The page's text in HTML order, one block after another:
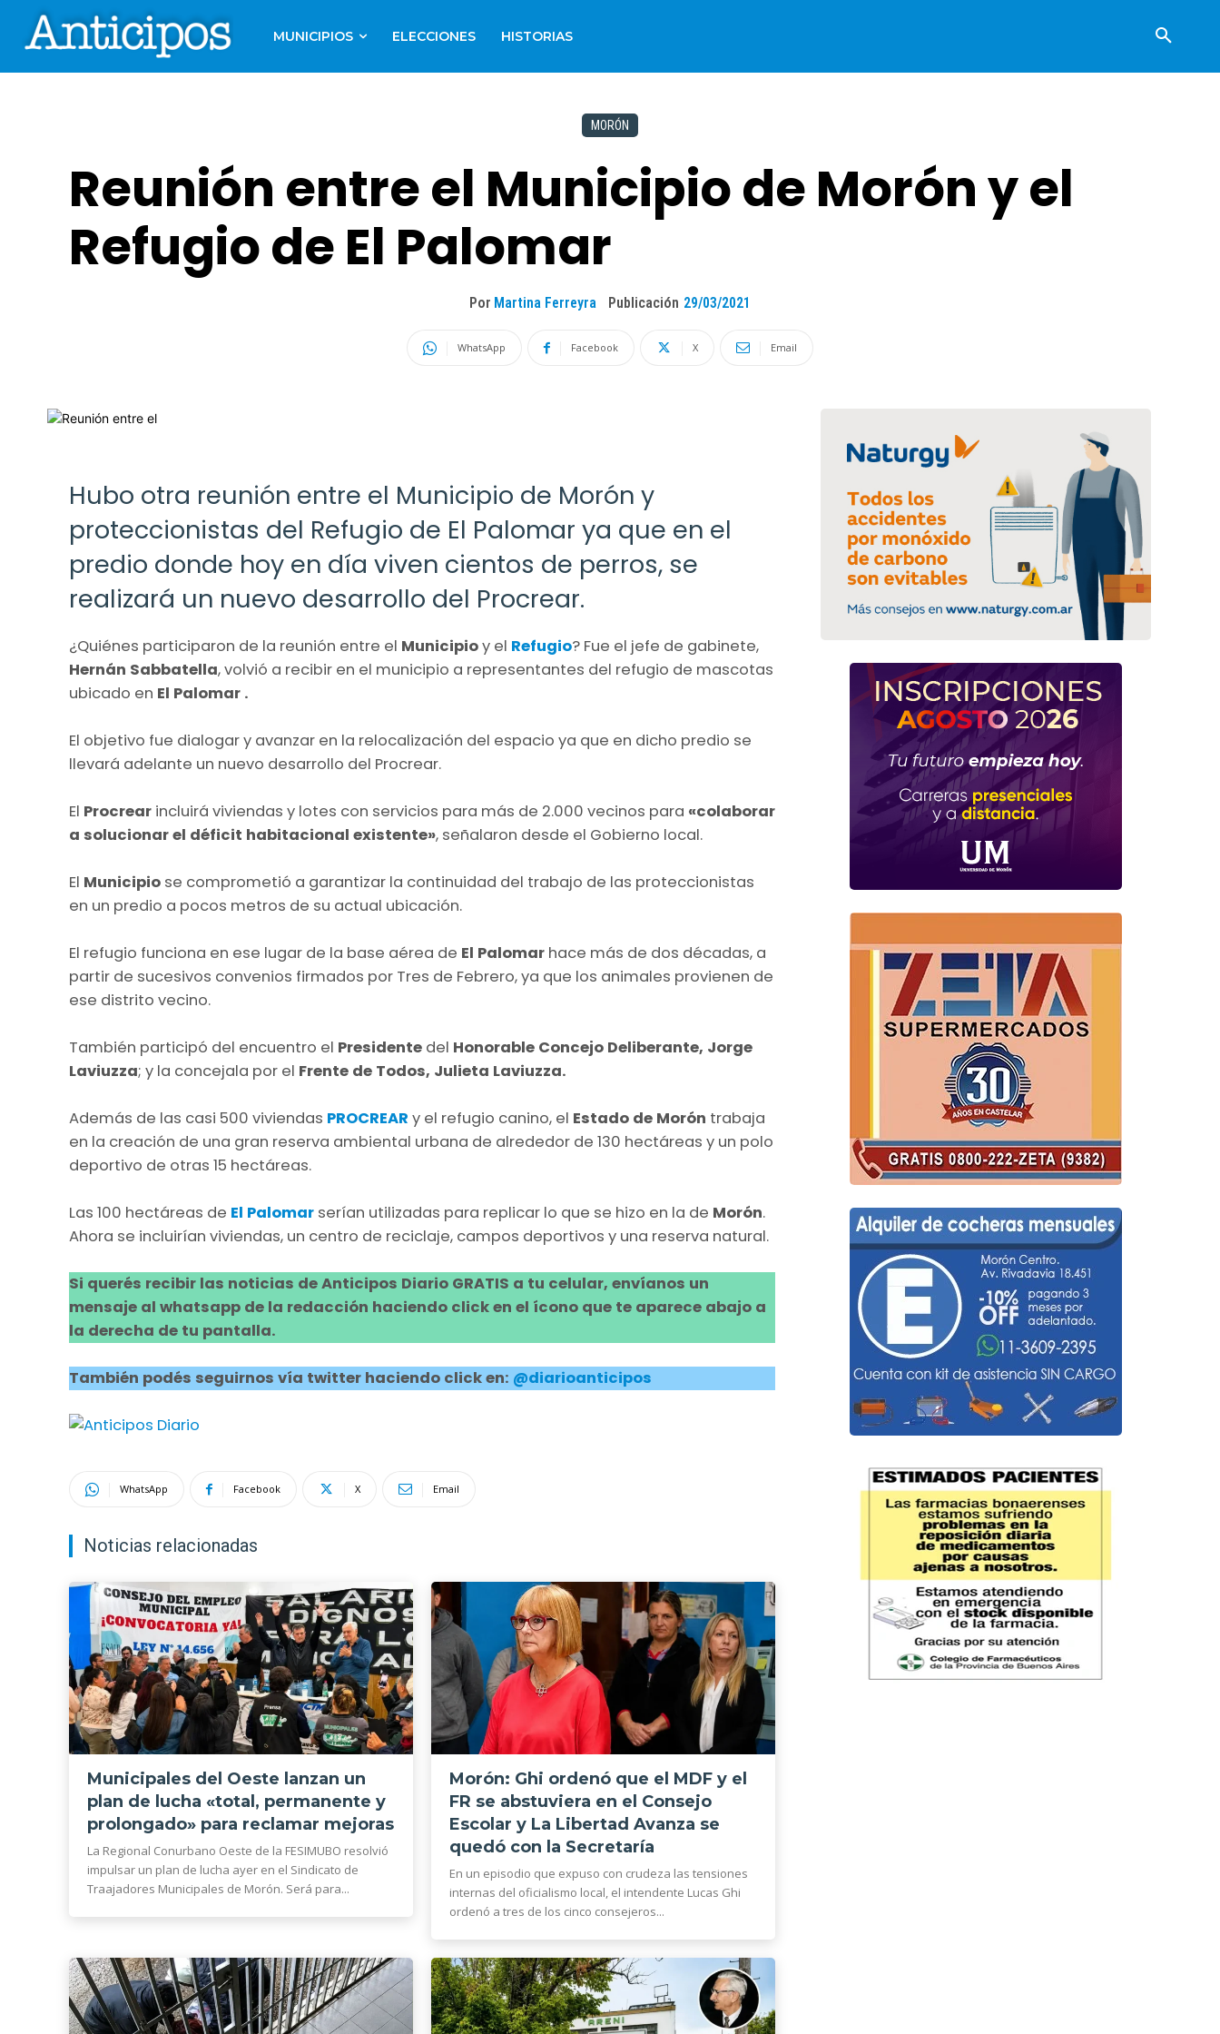
MUNICIPIOS ELECCIONES HISTORIAS
MORÓN
Reunión entre el Municipio de Morón y el
Refugio de El Palomar
Por Martina Ferreyra Publicación 29/03/2021
WhatsApp Facebook X Email
Hubo otra reunión entre el Municipio de Morón y
proteccionistas del Refugio de El Palomar ya que en el
predio donde hoy en día viven cientos de perros, se
realizará un nuevo desarrollo del Procrear.
¿Quiénes participaron de la reunión entre el Municipioy el Refugio? Fue el jefe de gabinete,
Hernán Sabbatella, volvió a recibir en el municipio a representantes del refugio de mascotas
ubicado en El Palomar .
El objetivo fue dialogar y avanzar en la relocalización del espacio ya que en dicho predio se
llevará adelante un nuevo desarrollo del Procrear.
El Procrear incluirá viviendas y lotes con servicios para más de 2.000 vecinos para «colaborar
a solucionar el déficit habitacional existente», señalaron desde el Gobierno local.
El Municipio se comprometió a garantizar la continuidad del trabajo de las proteccionistas
en un predio a pocos metros de su actual ubicación.
El refugio funciona en ese lugar de la base aérea de El Palomar hace más de dos décadas, a
partir de sucesivos convenios firmados por Tres de Febrero, ya que los animales provienen de
ese distrito vecino.
También participó del encuentro el Presidente del Honorable Concejo Deliberante, Jorge
Laviuzza; y la concejala por el Frente de Todos, Julieta Laviuzza.
Además de las casi 500 viviendas PROCREAR y el refugio canino, el Estado de Morón trabaja
en la creación de una gran reserva ambiental urbana de alrededor de 130 hectáreas y un polo
deportivo de otras 15 hectáreas.
Las 100 hectáreas de El Palomar serían utilizadas para replicar lo que se hizo en la de Morón.
Ahora se incluirían viviendas, un centro de reciclaje, campos deportivos y una reserva natural.
Si querés recibir las noticias de Anticipos Diario GRATIS a tu celular, envíanos un
mensaje al whatsapp de la redacción haciendo click en el ícono que te aparece abajo a
la derecha de tu pantalla.
También podés seguirnos vía twitter haciendo click en: @diarioanticipos
WhatsApp Facebook X Email
Noticias relacionadas
Municipales del Oeste lanzan un
plan de lucha «total, permanente y
prolongado» para reclamar mejoras
La Regional Conurbano Oeste de la FESIMUBO resolvió
impulsar un plan de lucha ayer en el Sindicato de
Traajadores Municipales de Morón. Será para...
Morón: Ghi ordenó que el MDF y el
FR se abstuviera en el Consejo
Escolar y La Libertad Avanza se
quedó con la Secretaría
En un episodio que expuso con crudeza las tensiones
internas del oficialismo local, el intendente Lucas Ghi
ordenó a tres de los cinco consejeros...